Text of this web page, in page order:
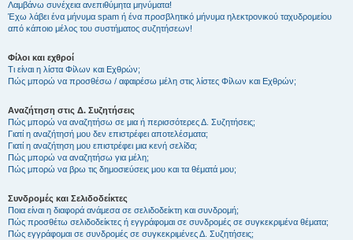
Λαμβάνω συνέχεια ανεπιθύμητα μηνύματα!
Έχω λάβει ένα μήνυμα spam ή ένα προσβλητικό μήνυμα ηλεκτρονικού ταχυδρομείου
από κάποιο μέλος του συστήματος συζητήσεων!
Φίλοι και εχθροί
Τι είναι η λίστα Φίλων και Εχθρών;
Πώς μπορώ να προσθέσω / αφαιρέσω μέλη στις λίστες Φίλων και Εχθρών;
Αναζήτηση στις Δ. Συζητήσεις
Πώς μπορώ να αναζητήσω σε μια ή περισσότερες Δ. Συζητήσεις;
Γιατί η αναζήτησή μου δεν επιστρέφει αποτελέσματα;
Γιατί η αναζήτηση μου επιστρέφει μια κενή σελίδα;
Πώς μπορώ να αναζητήσω για μέλη;
Πώς μπορώ να βρω τις δημοσιεύσεις μου και τα θέματά μου;
Συνδρομές και Σελιδοδείκτες
Ποια είναι η διαφορά ανάμεσα σε σελιδοδείκτη και συνδρομή;
Πώς προσθέτω σελιδοδείκτες ή εγγράφομαι σε συνδρομές σε συγκεκριμένα θέματα;
Πώς εγγράφομαι σε συνδρομές σε συγκεκριμένες Δ. Συζητήσεις;